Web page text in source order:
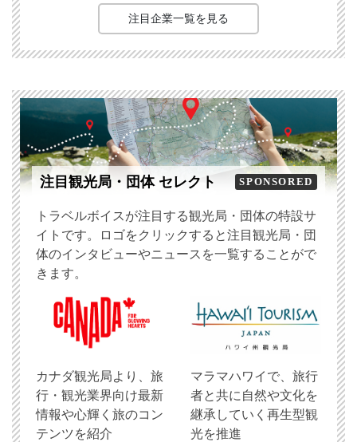
注目企業一覧を見る
注目観光局・団体 セレクト SPONSORED
トラベルボイスが注目する観光局・団体の特設サ
イトです。ロゴをクリックすると注目観光局・団
体のインタビューやニュースを一覧することがで
きます。
​カナダ観光局より、旅
行・観光業界向け最新
情報や心輝く旅のコン
テンツを紹介
マラマハワイで、旅行
者と共に自然や文化を
継承していく再生型観
光を推進